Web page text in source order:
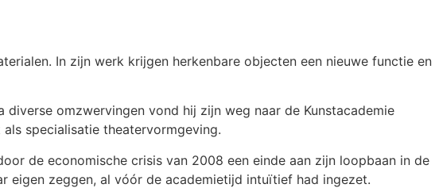
In zijn werk krijgen herkenbare objecten een nieuwe functie en
omzwervingen vond hij zijn weg naar de Kunstacademie
specialisatie theatervormgeving.
de economische crisis van 2008 een einde aan zijn loopbaan in de
zeggen, al vóór de academietijd intuïtief had ingezet.